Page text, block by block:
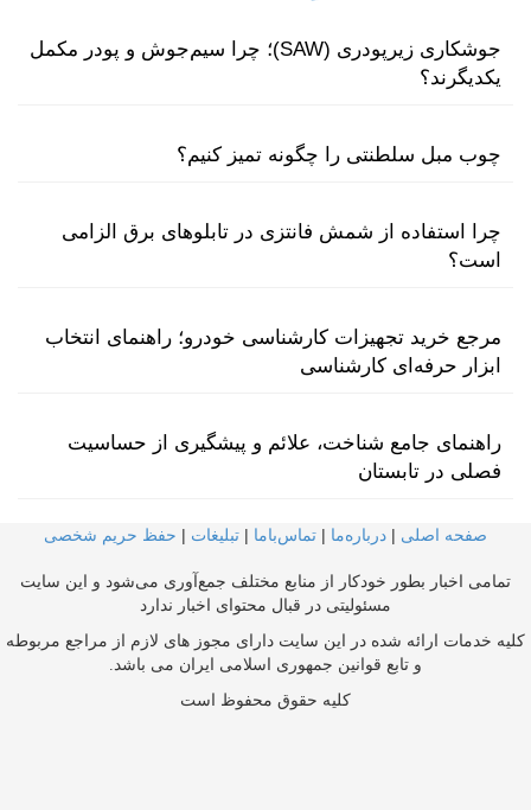
جوشکاری زیرپودری (SAW)؛ چرا سیم‌جوش و پودر مکمل
یکدیگرند؟
چوب مبل سلطنتی را چگونه تمیز کنیم؟
چرا استفاده از شمش فانتزی در تابلوهای برق الزامی
است؟
مرجع خرید تجهیزات کارشناسی خودرو؛ راهنمای انتخاب
ابزار حرفه‌ای کارشناسی
راهنمای جامع شناخت، علائم و پیشگیری از حساسیت
فصلی در تابستان
صفحه اصلی | درباره‌ما | تماس‌با‌ما | تبلیغات | حفظ حریم شخصی
تمامی اخبار بطور خودکار از منابع مختلف جمع‌آوری می‌شود و این سایت
مسئولیتی در قبال محتوای اخبار ندارد
کلیه خدمات ارائه شده در این سایت دارای مجوز های لازم از مراجع مربوطه
و تابع قوانین جمهوری اسلامی ایران می باشد.
کلیه حقوق محفوظ است